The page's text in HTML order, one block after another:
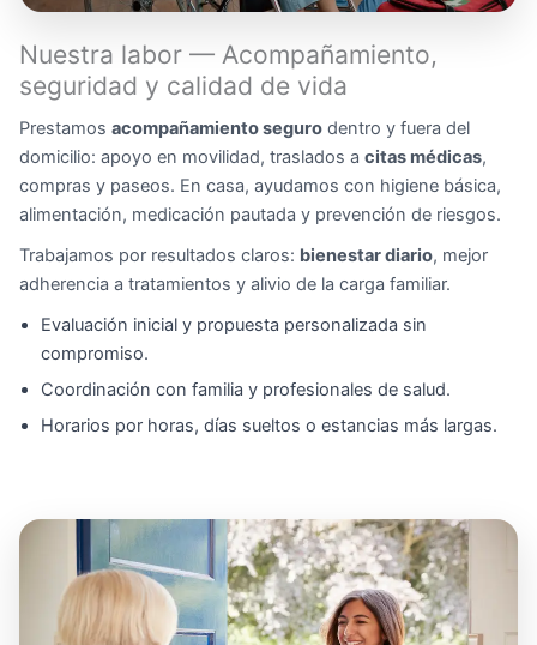
Nuestra labor — Acompañamiento,
seguridad y calidad de vida
Prestamos acompañamiento seguro dentro y fuera del
domicilio: apoyo en movilidad, traslados a citas médicas,
compras y paseos. En casa, ayudamos con higiene básica,
alimentación, medicación pautada y prevención de riesgos.
Trabajamos por resultados claros: bienestar diario, mejor
adherencia a tratamientos y alivio de la carga familiar.
Evaluación inicial y propuesta personalizada sin
compromiso.
Coordinación con familia y profesionales de salud.
Horarios por horas, días sueltos o estancias más largas.